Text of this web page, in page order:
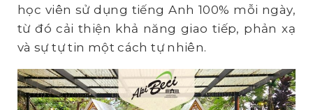
học viên sử dụng tiếng Anh 100% mỗi ngày,
từ đó cải thiện khả năng giao tiếp, phản xạ
và sự tự tin một cách tự nhiên.